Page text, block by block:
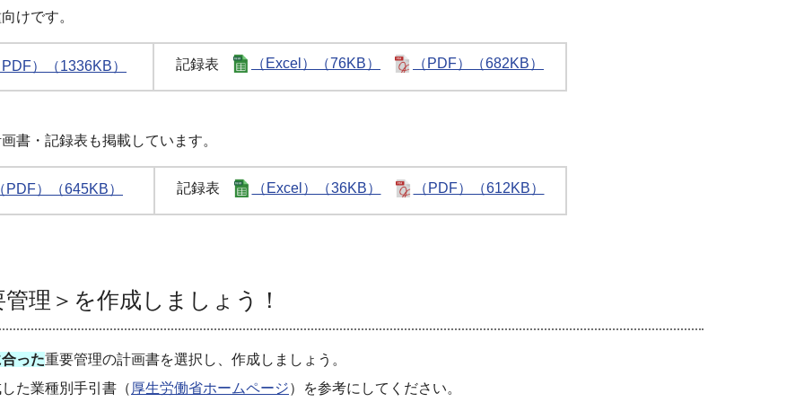
けです。
）（1336KB） 記録表 （Excel）（76KB） （PDF）（682KB）
・記録表も掲載しています。
PDF）（645KB） 記録表 （Excel）（36KB） （PDF）（612KB）
理＞を作成しましょう！
った重要管理の計画書を選択し、作成しましょう。
た業種別手引書（ 厚生労働省ホームページ）を参考にしてください。